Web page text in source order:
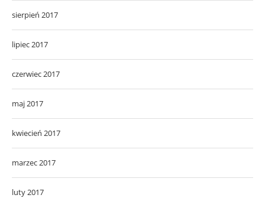
sierpień 2017
lipiec 2017
czerwiec 2017
maj 2017
kwiecień 2017
marzec 2017
luty 2017